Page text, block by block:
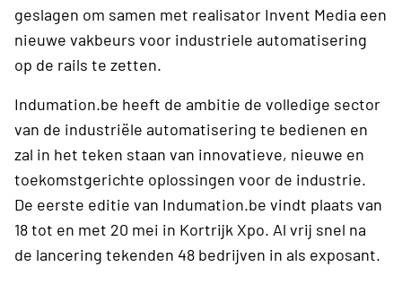
geslagen om samen met realisator Invent Media een
nieuwe vakbeurs voor industriele automatisering
op de rails te zetten.
Indumation.be heeft de ambitie de volledige sector
van de industriële automatisering te bedienen en
zal in het teken staan van innovatieve, nieuwe en
toekomstgerichte oplossingen voor de industrie.
De eerste editie van Indumation.be vindt plaats van
18 tot en met 20 mei in Kortrijk Xpo. Al vrij snel na
de lancering tekenden 48 bedrijven in als exposant.